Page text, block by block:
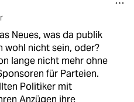
Neues, was da publik
wohl nicht sein, oder?
lange nicht mehr ohne
für Parteien.
Politiker mit
Anzügen ihre